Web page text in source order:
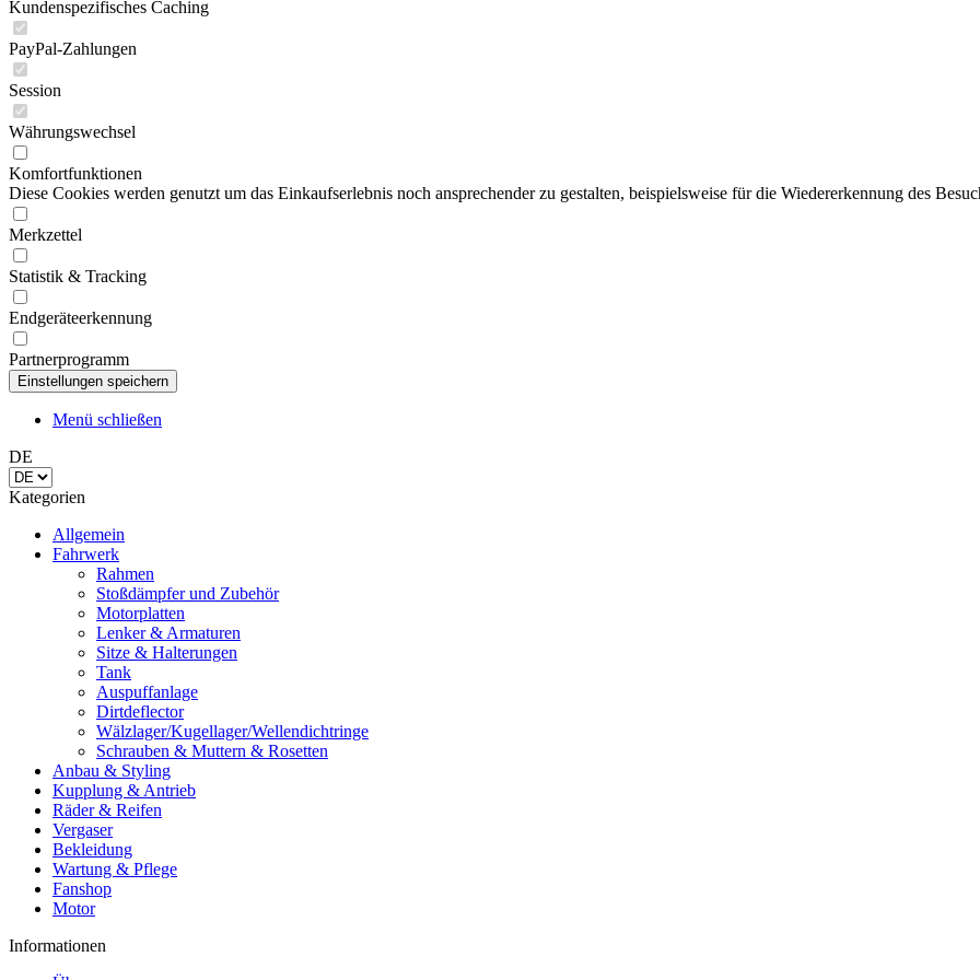
Kundenspezifisches Caching
PayPal-Zahlungen
Session
Währungswechsel
Komfortfunktionen
Diese Cookies werden genutzt um das Einkaufserlebnis noch ansprechender zu gestalten, beispielsweise für die Wiedererkennung des
Merkzettel
Statistik & Tracking
Endgeräteerkennung
Partnerprogramm
Menü schließen
DE
Kategorien
Allgemein
Fahrwerk
Rahmen
Stoßdämpfer und Zubehör
Motorplatten
Lenker & Armaturen
Sitze & Halterungen
Tank
Auspuffanlage
Dirtdeflector
Wälzlager/Kugellager/Wellendichtringe
Schrauben & Muttern & Rosetten
Anbau & Styling
Kupplung & Antrieb
Räder & Reifen
Vergaser
Bekleidung
Wartung & Pflege
Fanshop
Motor
Informationen